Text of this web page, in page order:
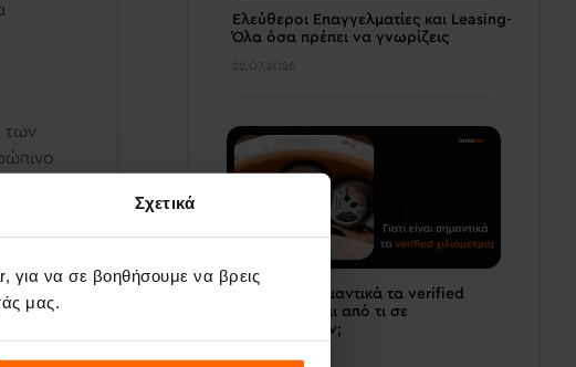
Σχετικά
για να σε βοηθήσουμε να βρεις
μας.
των
Ελεύθεροι Επαγγελματίες και Leasing-
Όλα όσα πρέπει να γνωρίζεις
22.07.2026
Γιατί είναι σημαντικά τα verified
χιλιόμετρα και από τι σε
προστατεύουν;
14.07.2026